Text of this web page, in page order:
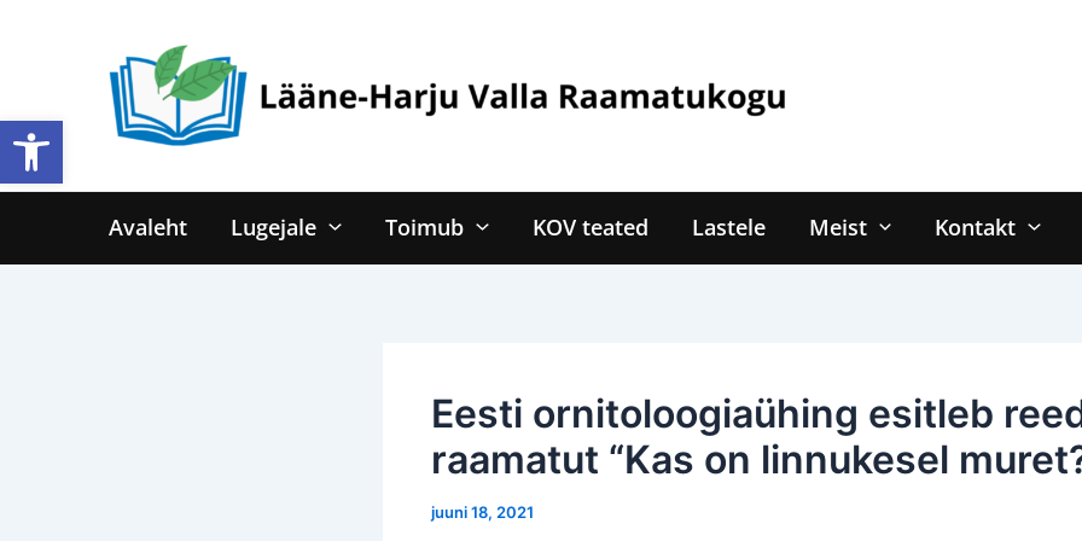
Open toolbar
Avaleht Lugejale Toimub KOV teated Lastele Meist Kontakt
Eesti ornitoloogiaühing esitleb
raamatut “Kas on linnukesel
juuni 18, 2021